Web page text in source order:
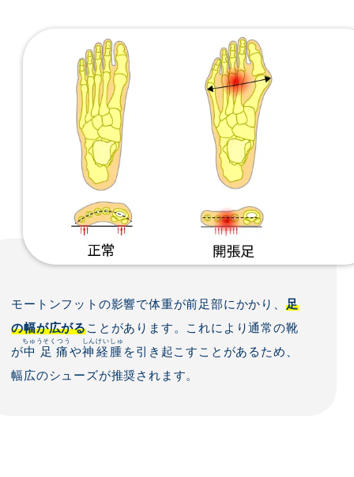
モートンフットの影響で体重が前足部にかかり、 足
の幅が広がることがあります。これにより通常の靴
が中足痛
ちゅうそくつう
や神経腫
しんけいしゅ
を引き起こすことがあるため、
幅広のシューズが推奨されます。